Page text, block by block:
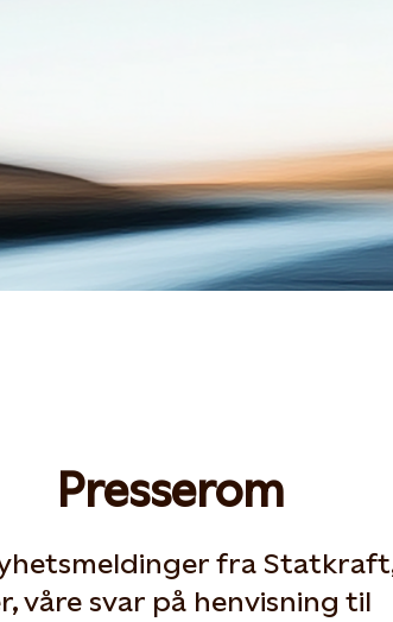
Presserom
fra
våre svar på henvisning til